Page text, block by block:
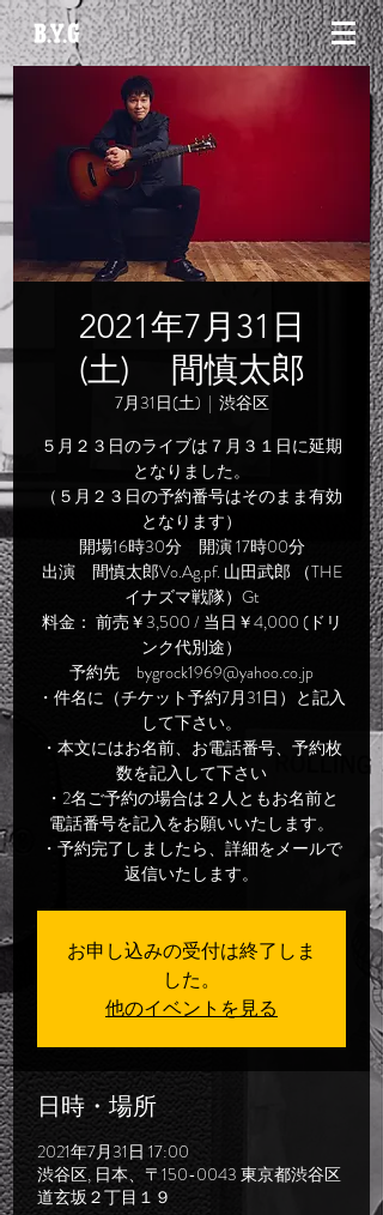
2021年7月31日
(土) 間慎太郎
7月31日(土)
  |
渋谷区
５月２３日のライブは７月３１日に延期
となりました。
（５月２３日の予約番号はそのまま有効
となります）
開場16時30分 開演 17時00分
出演 間慎太郎Vo.Ag.pf. 山田武郎 （THE
イナズマ戦隊）Gt
料金： 前売￥3,500 / 当日￥4,000 (ドリ
ンク代別途）
予約先 bygrock1969@yahoo.co.jp
・件名に（チケット予約7月31日）と記入
して下さい。
・本文にはお名前、お電話番号、予約枚
数を記入して下さい
・2名ご予約の場合は２人ともお名前と
電話番号を記入をお願いいたします。
・予約完了しましたら、詳細をメールで
返信いたします。
お申し込みの受付は終了しま
した。
他のイベントを見る
日時・場所
2021年7月31日 17:00
渋谷区, 日本、〒150-0043 東京都渋谷区
道玄坂２丁目１９